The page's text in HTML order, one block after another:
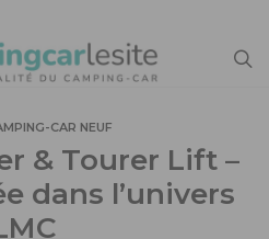
CAR NEUF
& Tourer Lift –
dans l’univers